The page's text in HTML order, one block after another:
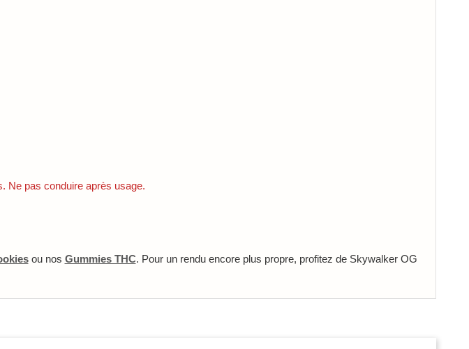
Ne pas conduire après usage.
ou nos Gummies THC. Pour un rendu encore plus propre, profitez de Skywalker OG